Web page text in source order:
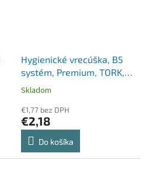
Hygienické vrecúška, B5
systém, Premium, TORK,
biela
Skladom
€1,77 bez DPH
€2,18
Do košíka